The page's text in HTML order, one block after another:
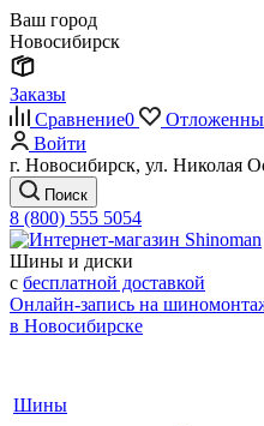
Ваш город
Новосибирск
Заказы
Сравнение0
Войти
г. Новосибирск, ул. Николая
Поиск
8 (800) 555 5054
Шины и диски
с бесплатной доставкой
Онлайн-запись на
в Новосибирске
Шины